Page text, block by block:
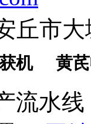
丘市
机 黄
流水线